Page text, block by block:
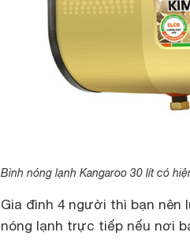
Bình nóng lạnh Kangaroo 30 lít có
Gia đình 4 người thì bạn nên
nóng lạnh trực tiếp nếu nơi